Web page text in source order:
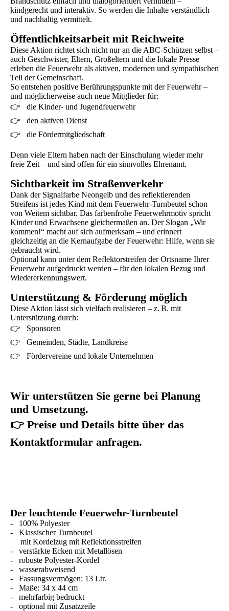
kindgerecht und interaktiv. So werden die Inhalte verständlich
und nachhaltig vermittelt.
Öffentlichkeitsarbeit mit Reichweite
Diese Aktion richtet sich nicht nur an die ABC-Schützen selbst –
auch Geschwister, Eltern, Großeltern und die lokale Presse
erleben die Feuerwehr als aktiven, modernen und sympathischen
Teil der Gemeinschaft.
So entstehen positive Berührungspunkte mit der Feuerwehr –
und möglicherweise auch neue Mitglieder für:
👉 die Kinder- und Jugendfeuerwehr
👉 den aktiven Dienst
👉 die Fördermitgliedschaft
Denn viele Eltern haben nach der Einschulung wieder mehr
freie Zeit – und sind offen für ein sinnvolles Ehrenamt.
Sichtbarkeit im Straßenverkehr
Dank der Signalfarbe Neongelb und des reflektierenden
Streifens ist jedes Kind mit dem Feuerwehr-Turnbeutel schon
von Weitem sichtbar. Das farbenfrohe Feuerwehrmotiv spricht
Kinder und Erwachsene gleichermaßen an. Der Slogan „Wir
kommen!“ macht auf sich aufmerksam – und erinnert
gleichzeitig an die Kernaufgabe der Feuerwehr: Hilfe, wenn sie
gebraucht wird.
Optional kann unter dem Reflektorstreifen der Ortsname Ihrer
Feuerwehr aufgedruckt werden – für den lokalen Bezug und
Wiedererkennungswert.
Unterstützung & Förderung möglich
Diese Aktion lässt sich vielfach realisieren – z. B. mit
Unterstützung durch:
👉 Sponsoren
👉 Gemeinden, Städte, Landkreise
👉 Fördervereine und lokale Unternehmen
Wir unterstützen Sie gerne bei Planung
und Umsetzung.
👉 Preise und Details bitte über das
Kontaktformular anfragen.
Der leuchtende Feuerwehr-Turnbeutel
- 100% Polyester
- Klassischer Turnbeutel
mit Kordelzug mit Reflektionsstreifen
- verstärkte Ecken mit Metallösen
- robuste Polyester-Kordel
- wasserabweisend
- Fassungsvermögen: 13 Ltr.
- Maße: 34 x 44 cm
- mehrfarbig bedruckt
- optional mit Zusatzzeile